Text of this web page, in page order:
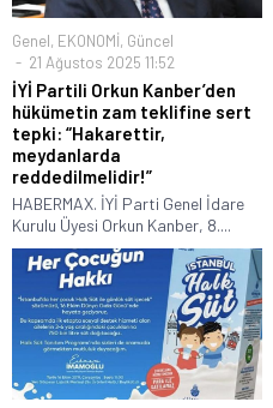
Genel, EKONOMİ, Güncel
21 Ağustos 2025 11:52
İYİ Partili Orkun Kanber’den
hükümetin zam teklifine sert
tepki: “Hakarettir,
meydanlarda
reddedilmelidir!”
HABERMAX. İYİ Parti Genel İdare
Kurulu Üyesi Orkun Kanber, 8....